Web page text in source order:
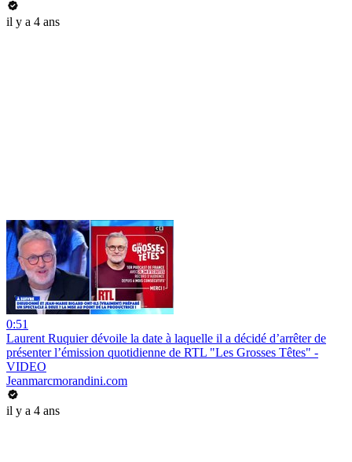
il y a 4 ans
0:51
Laurent Ruquier dévoile la date à laquelle il a décidé d’arrêter de
présenter l’émission quotidienne de RTL "Les Grosses Têtes" -
VIDEO
Jeanmarcmorandini.com
il y a 4 ans